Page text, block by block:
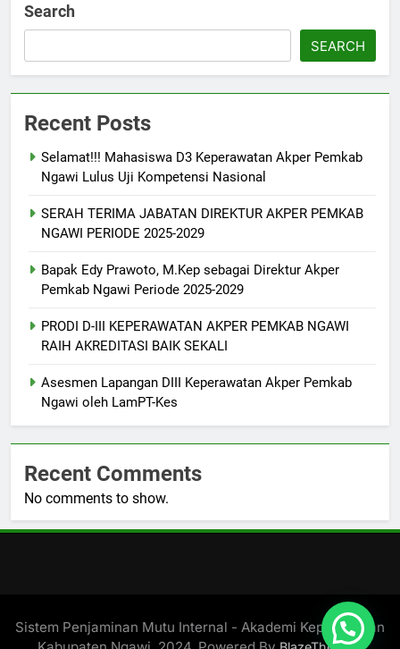
Search
SEARCH
Recent Posts
Selamat!!! Mahasiswa D3 Keperawatan Akper Pemkab
Ngawi Lulus Uji Kompetensi Nasional
SERAH TERIMA JABATAN DIREKTUR AKPER PEMKAB
NGAWI PERIODE 2025-2029
Bapak Edy Prawoto, M.Kep sebagai Direktur Akper
Pemkab Ngawi Periode 2025-2029
PRODI D-III KEPERAWATAN AKPER PEMKAB NGAWI
RAIH AKREDITASI BAIK SEKALI
Asesmen Lapangan DIII Keperawatan Akper Pemkab
Ngawi oleh LamPT-Kes
Recent Comments
No comments to show.
Sistem Penjaminan Mutu Internal - Akademi Keperawatan